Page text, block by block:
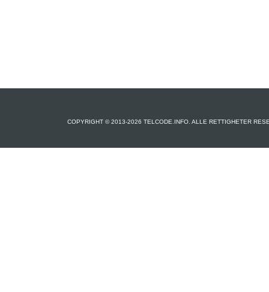
COPYRIGHT © 2013-2026 TELCODE.INFO. ALLE RETTIGHETER